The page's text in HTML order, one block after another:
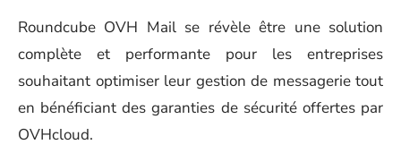
Roundcube OVH Mail se révèle être une solution
complète et performante pour les entreprises
souhaitant optimiser leur gestion de messagerie tout
en bénéficiant des garanties de sécurité offertes par
OVHcloud.